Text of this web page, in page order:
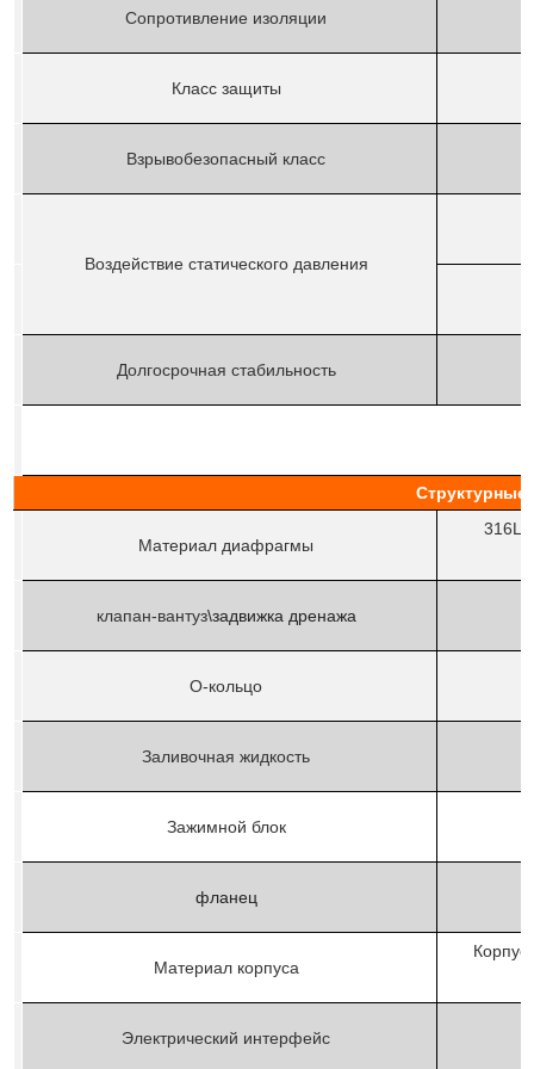
Сопротивление изоляции
Класс защиты
Взрывобезопасный класс
Воздействие статического давления
Долгосрочная стабильность
Структурные
Материал диафрагмы
316L,
клапан-вантуз\задвижка дренажа
О-кольцо
Заливочная жидкость
Зажимной блок
фланец
Материал корпуса
Электрический интерфейс